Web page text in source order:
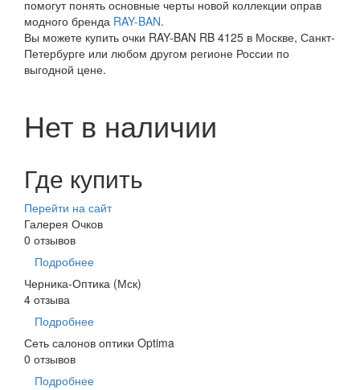
помогут понять основные черты новой коллекции оправ
модного бренда RAY-BAN.
Вы можете купить очки RAY-BAN RB 4125 в Москве, Санкт-
Петербурге или любом другом регионе России по
выгодной цене.
Нет в наличии
Где купить
Перейти на сайт
Галерея Очков
0 отзывов
Подробнее
Черника-Оптика (Мск)
4 отзыва
Подробнее
Сеть салонов оптики Optima
0 отзывов
Подробнее